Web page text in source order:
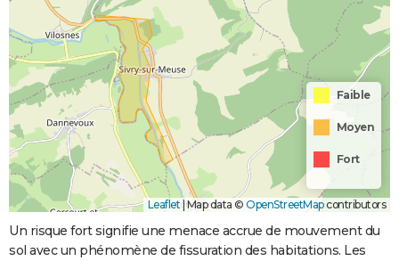
Faible
Moyen
Fort
Leaflet| Map data © OpenStreetMapcontributors
Un risque fort signifie une menace accrue de mouvement du
sol avec un phénomène de fissuration des habitations. Les